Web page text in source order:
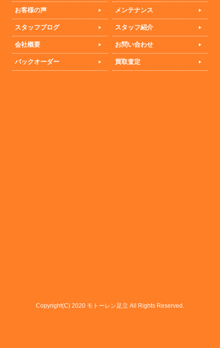
お客様の声 メンテナンス
スタッフブログ スタッフ紹介
会社概要 お問い合わせ
バックオーダー 買取査定
Copyright(C) 2020 モトーレン足立 All Rights Reserved.